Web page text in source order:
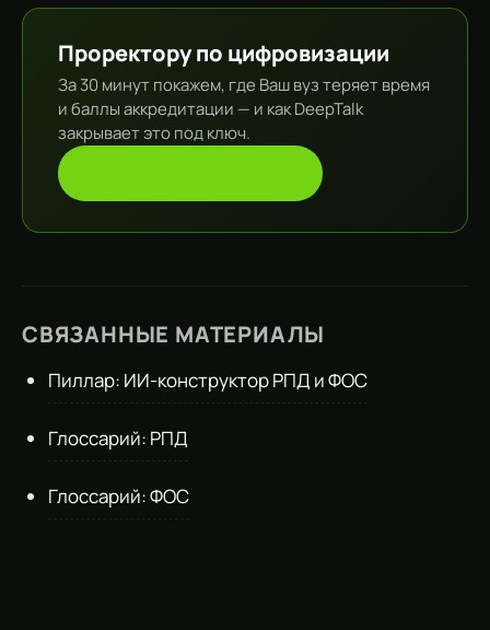
Проректору по цифровизации
За 30 минут покажем, где Ваш вуз теряет время
и баллы аккредитации — и как DeepTalk
закрывает это под ключ.
СВЯЗАННЫЕ МАТЕРИАЛЫ
Пиллар: ИИ-конструктор РПД и ФОС
Глоссарий: РПД
Глоссарий: ФОС